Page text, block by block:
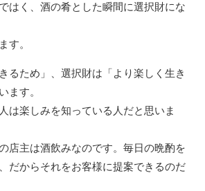
はく、酒の肴とした瞬間に選択財にな
す。
るため」、選択財は「より楽しく生き
ます。
は楽しみを知っている人だと思いま
店主は酒飲みなのです。毎日の晩酌を
だからそれをお客様に提案できるのだ